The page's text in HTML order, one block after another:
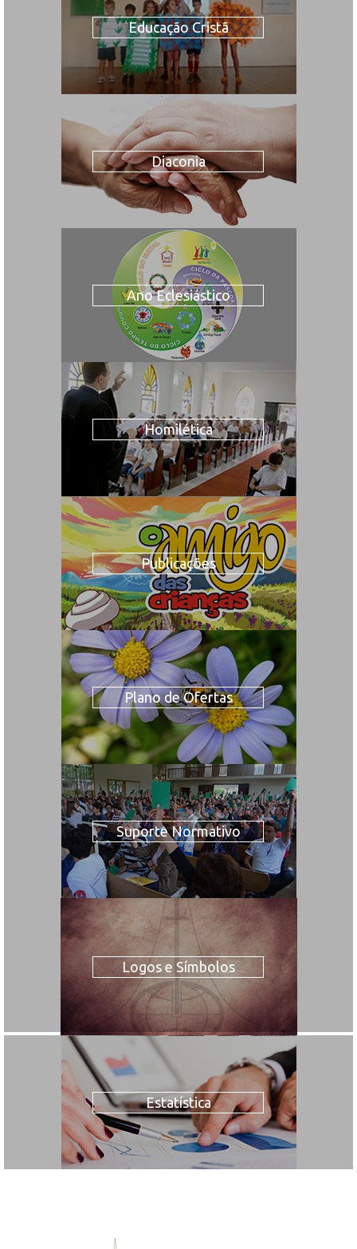
Educação Cristã
Diaconia
Ano Eclesiástico
Homilética
Publicações
Plano de Ofertas
Suporte Normativo
Logos e Símbolos
Estatística